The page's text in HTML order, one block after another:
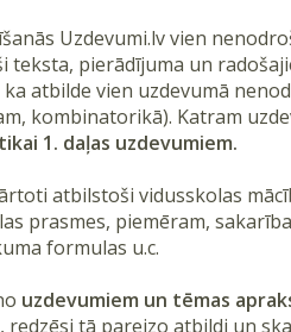
Uzdevumi.lv vien
teksta, pierādījuma un
atbilde vien uzdevumā
kombinatorikā). Katram
1. daļas uzdevumiem.
atbilstoši vidusskolas
prasmes, piemēram,
formulas u.c.
uzdevumiem un tēmas
redzēsi tā pareizo atbildi un